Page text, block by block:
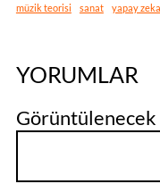
müzik teorisi sanat yapay zeka
YORUMLAR